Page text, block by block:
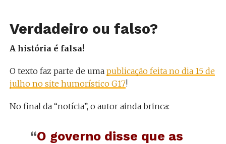
Verdadeiro ou falso?
A história é falsa!
O texto faz parte de uma publicação feita no dia 15 de
julho no site humorístico G17!
No final da “notícia”, o autor ainda brinca:
“O governo disse que as